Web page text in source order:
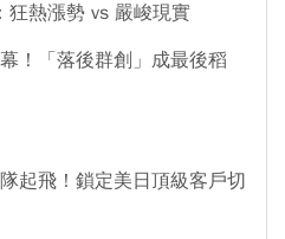
熱漲勢 vs 嚴峻現實
！「落後群創」成最後稻
起飛！鎖定美日頂級客戶切